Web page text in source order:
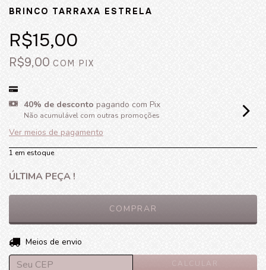
BRINCO TARRAXA ESTRELA
R$15,00
R$9,00 COM PIX
40% de desconto pagando com Pix
Não acumulável com outras promoções
Ver meios de pagamento
1 em estoque
ÚLTIMA PEÇA !
Entregas para o CEP:
Meios de envio
CALCULAR